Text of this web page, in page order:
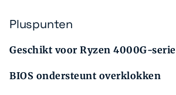
Pluspunten
Geschikt voor Ryzen 4000G-serie
BIOS ondersteunt overklokken